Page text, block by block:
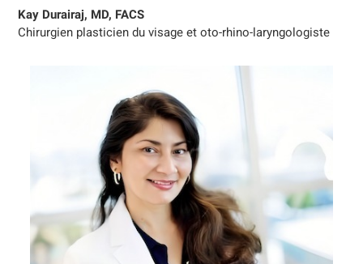
Kay Durairaj, MD, FACS
Chirurgien plasticien du visage et oto-rhino-laryngologiste